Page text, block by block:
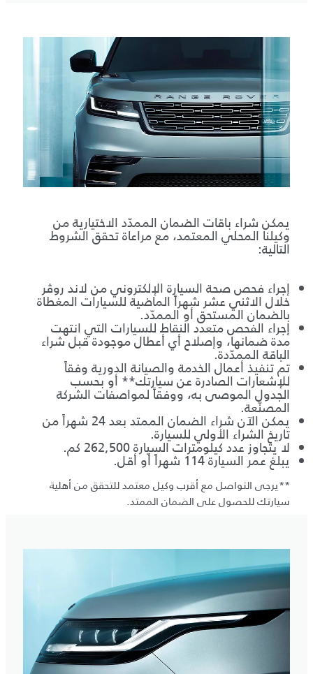
يمكن شراء باقات الضمان الممدّد الاختيارية من
وكيلنا المحلي المعتمد، مع مراعاة تحقق الشروط
التالية:
إجراء فحص صحة السيارة الإلكتروني من لاند روڤر
خلال الاثني عشر شهراً الماضية للسيارات المغطاة
بالضمان المستحق أو الممدّد.
إجراء الفحص متعدد النقاط للسيارات التي انتهت
مدة ضمانها، وإصلاح أي أعطال موجودة قبل شراء
الباقة الممدّدة.
تم تنفيذ أعمال الخدمة والصيانة الدورية وفقاً
للإشعارات الصادرة عن سيارتك** أو بحسب
الجدول الموصى به، ووفقاً لمواصفات الشركة
المصنّعة.
يمكن الآن شراء الضمان الممتد بعد 24 شهراً من
تاريخ الشراء الأولي للسيارة.
لا يتجاوز عدد كيلومترات السيارة 262,500 كم.
يبلغ عمر السيارة 114 شهراً أو أقل.
**يرجى التواصل مع أقرب وكيل معتمد للتحقق من أهلية
سيارتك للحصول على الضمان الممتد.